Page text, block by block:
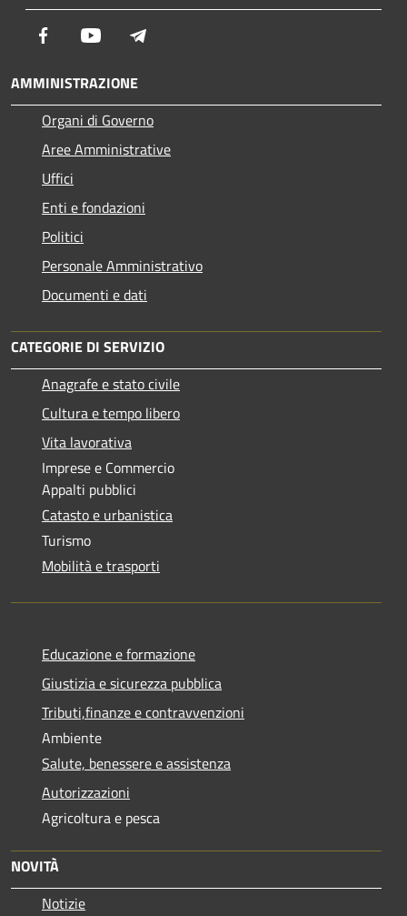
Facebook Youtube
AMMINISTRAZIONE
Organi di Governo
Aree Amministrative
Uffici
Enti e fondazioni
Politici
Personale Amministrativo
Documenti e dati
CATEGORIE DI SERVIZIO
Anagrafe e stato civile
Cultura e tempo libero
Vita lavorativa
Imprese e Commercio
Appalti pubblici
Catasto e urbanistica
Turismo
Mobilità e trasporti
Educazione e formazione
Giustizia e sicurezza pubblica
Tributi,finanze e contravvenzioni
Ambiente
Salute, benessere e assistenza
Autorizzazioni
Agricoltura e pesca
NOVITÀ
Notizie